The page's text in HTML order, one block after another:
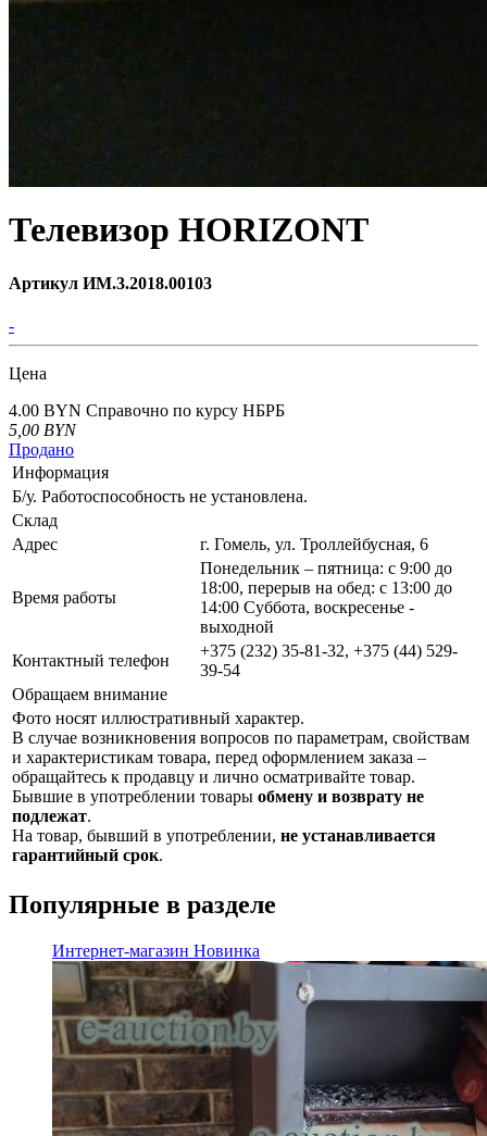
Телевизор HORIZONT
Артикул ИМ.3.2018.00103
-
Цена
4.00 BYN Справочно по курсу НБРБ
5,00 BYN
Продано
Информация
Б/у. Работоспособность не установлена.
Склад
Адрес
г. Гомель, ул. Троллейбусная, 6
Время работы
Понедельник – пятница: с 9:00 до
18:00, перерыв на обед: с 13:00 до
14:00 Суббота, воскресенье -
выходной
Контактный телефон
+375 (232) 35-81-32, +375 (44) 529-
39-54
Обращаем внимание
Фото носят иллюстративный характер.
В случае возникновения вопросов по параметрам, свойствам
и характеристикам товара, перед оформлением заказа –
обращайтесь к продавцу и лично осматривайте товар.
Бывшие в употреблении товары обмену и возврату не
подлежат.
На товар, бывший в употреблении, не устанавливается
гарантийный срок.
Популярные в разделе
Интернет-магазин Новинка